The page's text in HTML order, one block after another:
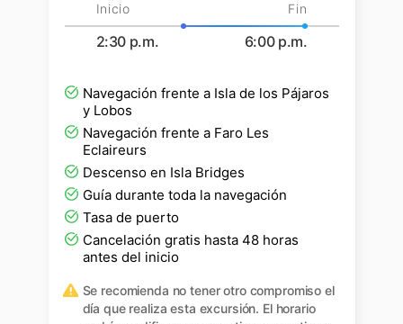
Inicio Fin
2:30 p.m. 6:00 p.m.
Navegación frente a Isla de los Pájaros
y Lobos
Navegación frente a Faro Les
Eclaireurs
Descenso en Isla Bridges
Guía durante toda la navegación
Tasa de puerto
Cancelación gratis hasta 48 horas
antes del inicio
Se recomienda no tener otro compromiso el
día que realiza esta excursión. El horario